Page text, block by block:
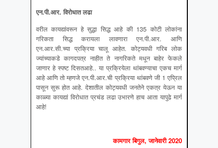
एन.पी.आर. विरोधात लढा
वरील कायद्यांवरून हे सुद्धा सिद्ध आहे की 135 कोटी लोकांना
गरिकता सिद्ध करायला लावणारा एन.पी.आर. आणि
एन.आर.सी.च्या प्रक्रिया चालू आहेत. कोट्यवधी गरिब लोक
ज्यांच्याकडे कागदपत्र नाहीत ते नागरिकते मधून बाहेर फेकले
जाणार हे स्पष्ट दिसतआहे.. या प्रक्रियेला थांबवण्याचा एकच मार्ग
आहे आणि तो म्हणजे एन.पी.आर.ची प्रक्रिया थांबवणे जी 1 एप्रिल
पासून सुरू होत आहे. देशातील कोट्यवधी जनतेने एकत्र येऊन या
काळ्या कायद्यां विरोधात प्रचंड लढा उभारणे हाच आता यापुढे मार्ग
आहे!
कामगार बिगुल, जानेवारी 2020